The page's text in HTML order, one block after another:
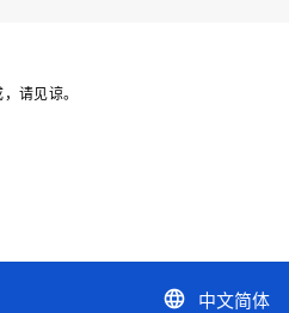
请见谅。
language 中文简体